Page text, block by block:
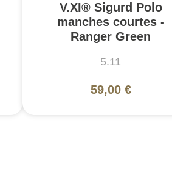
V.XI® Sigurd Polo
manches courtes -
Ranger Green
5.11
59,00 €